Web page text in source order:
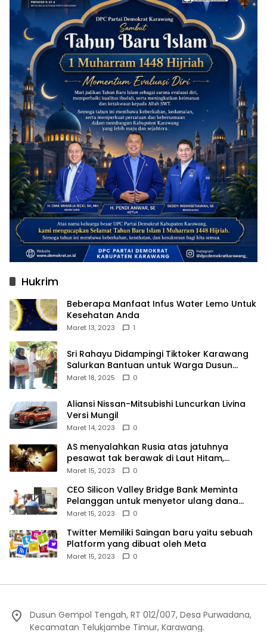
Hukrim
Beberapa Manfaat Infus Water Lemo Untuk
Kesehatan Anda
Maret 13, 2023 1
Sri Rahayu Didampingi Tiktoker Karawang
Salurkan Bantuan untuk Warga Dusun
Kampek Desa Karangligar
Maret 18, 2025 0
Aliansi Nissan-Mitsubishi Luncurkan Livina
Versi Mungil
Maret 14, 2023 0
AS menyalahkan Rusia atas jatuhnya
pesawat tak berawak di Laut Hitam,
Moskow menyangkal
Maret 15, 2023 0
CEO Silicon Valley Bridge Bank Meminta
Pelanggan untuk menyetor ulang dana
Mereka
Maret 15, 2023 0
Twitter Memiliki Saingan baru yaitu sebuah
Platform yang dibuat oleh Meta
Maret 15, 2023 0
Dusun Gempol Tengah, RT 012/007, Desa Purwadana,
Kecamatan Telukjambe Timur, Karawang.